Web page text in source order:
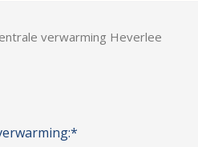
verwarming Heverlee